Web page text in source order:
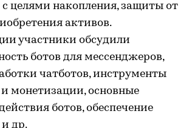
с целями накопления, защиты от
активов.
участники обсудили
ботов для мессенджеров,
чатботов, инструменты
монетизации, основные
ботов, обеспечение
и др.